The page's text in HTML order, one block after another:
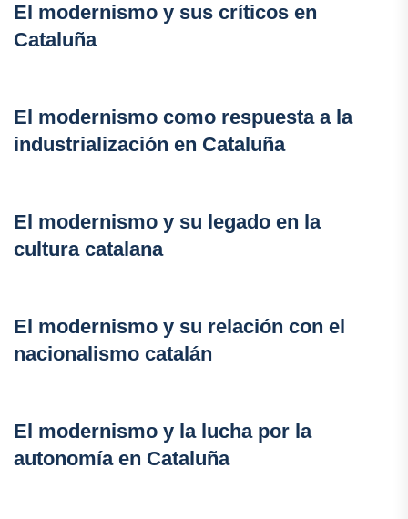
El modernismo y sus críticos en
Cataluña
El modernismo como respuesta a la
industrialización en Cataluña
El modernismo y su legado en la
cultura catalana
El modernismo y su relación con el
nacionalismo catalán
El modernismo y la lucha por la
autonomía en Cataluña